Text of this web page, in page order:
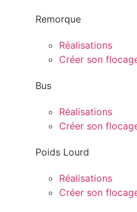
Remorque
Réalisations
Créer son
Bus
Réalisations
Créer son
Poids Lourd
Réalisations
Créer son